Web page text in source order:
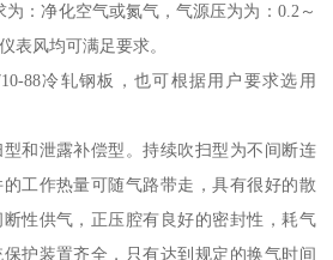
：净化空气或氮气，气源压为为：0.2～
表风均可满足要求。
88冷轧钢板，也可根据用户要求选用
和泄露补偿型。持续吹扫型为不间断连
工作热量可随气路带走，具有很好的散
性供气，正压腔有良好的密封性，耗气
护装置齐全，只有达到规定的换气时间